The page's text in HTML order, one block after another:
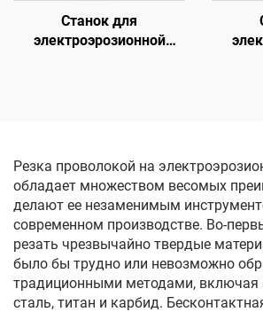
Станок для
электроэрозионной
Резка проволокой на
обладает множеством весомых
делают ее незаменимым
современном производстве. Во-
резать чрезвычайно твердые
было бы трудно или невозможно
традиционными методами, включая
сталь, титан и карбид.